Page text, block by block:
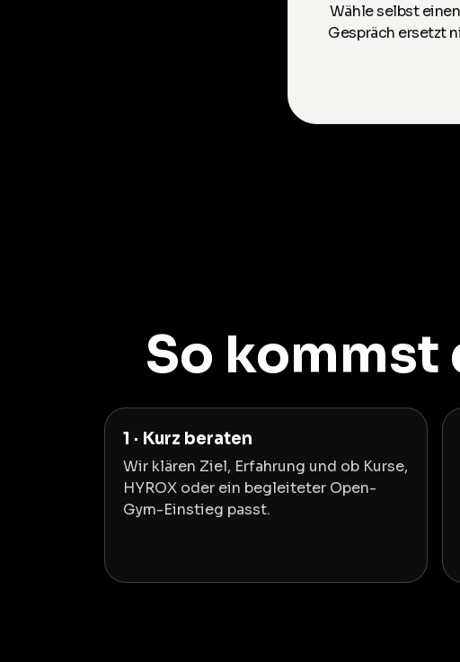
Wähle selbst
Gespräch ersetzt
So kommst
1 · Kurz beraten
Wir klären Ziel, Erfahrung und ob Kurse,
HYROX oder ein begleiteter Open-
Gym-Einstieg passt.